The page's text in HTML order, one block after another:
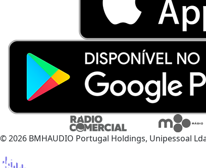
© 2026 BMHAUDIO Portugal Holdings, Unipessoal